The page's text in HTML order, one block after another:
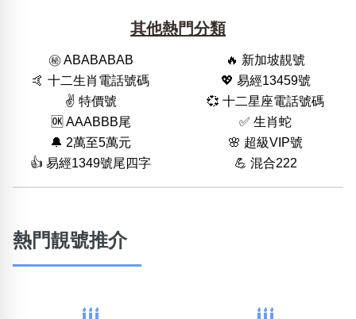
其他熱門分類
㊙️ ABABABAB
🔥 新加坡靚號
🤙 十二生肖電話號碼
💖 易經13459號
✌️ 特價號
💞 十二星座電話號碼
🆗️ AAABBB尾
✅ 生肖蛇
🔔 2萬至5萬元
🌸 超級VIP號
👍 易經1349號尾四字
💪 混合222
熱門靚號推介